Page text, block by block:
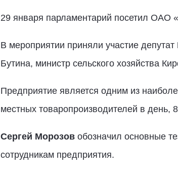
29 января парламентарий посетил ОАО
В мероприятии приняли участие
Бутина, министр сельского хозяйства
Предприятие является одним из
местных товаропроизводителей в день,
Сергей Морозов обозначил основные
сотрудникам предприятия.